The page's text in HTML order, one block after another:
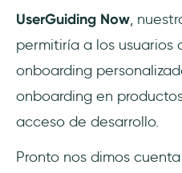
UserGuiding Now,
permitiría a los usuarios
onboarding
onboarding en
acceso de desarrollo.
Pronto nos dimos